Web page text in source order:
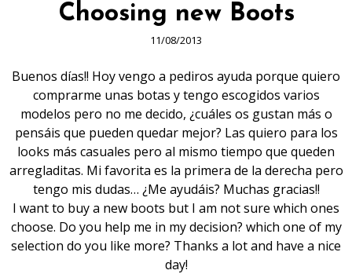
Choosing new Boots
11/08/2013
Buenos días!! Hoy vengo a pediros ayuda porque quiero
comprarme unas botas y tengo escogidos varios
modelos pero no me decido, ¿cuáles os gustan más o
pensáis que pueden quedar mejor? Las quiero para los
looks más casuales pero al mismo tiempo que queden
arregladitas. Mi favorita es la primera de la derecha pero
tengo mis dudas… ¿Me ayudáis? Muchas gracias!!
I want to buy a new boots but I am not sure which ones
choose. Do you help me in my decision? which one of my
selection do you like more? Thanks a lot and have a nice
day!